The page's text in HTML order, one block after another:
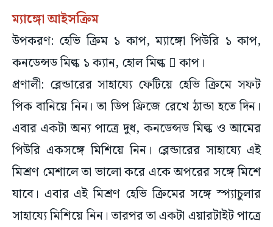
ম্যাঙ্গো আইসক্রিম
উপকরণ: হেভি ক্রিম ১ কাপ, ম্যাঙ্গো পিউরি ১ কাপ,
কনডেন্সড মিল্ক ১ ক্যান, হোল মিল্ক  কাপ।
প্রণালী: ব্লেন্ডারের সাহায্যে ফেটিয়ে হেভি ক্রিমে সফট
পিক বানিয়ে নিন। তা ডিপ ফ্রিজে রেখে ঠান্ডা হতে দিন।
এবার একটা অন্য পাত্রে দুধ, কনডেন্সড মিল্ক ও আমের
পিউরি একসঙ্গে মিশিয়ে নিন। ব্লেন্ডারের সাহায্যে এই
মিশ্রণ মেশালে তা ভালো করে একে অপরের সঙ্গে মিশে
যাবে। এবার এই মিশ্রণ হেভি ক্রিমের সঙ্গে স্প্যাচুলার
সাহায্যে মিশিয়ে নিন। তারপর তা একটা এয়ারটাইট পাত্রে